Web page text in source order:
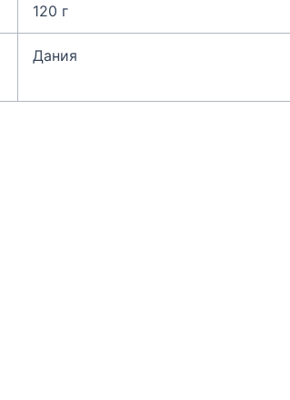
120 г
Дания